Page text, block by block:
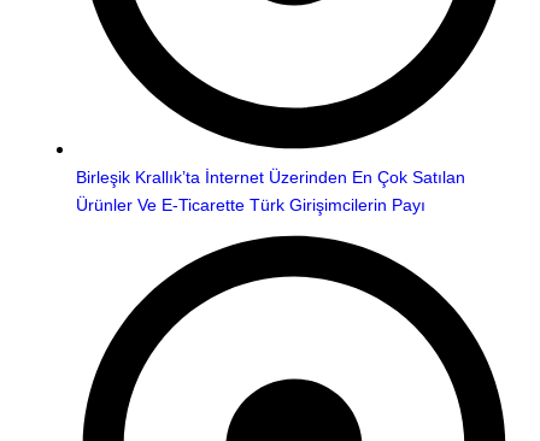
Birleşik Krallık’ta İnternet Üzerinden En Çok Satılan
Ürünler Ve E-Ticarette Türk Girişimcilerin Payı